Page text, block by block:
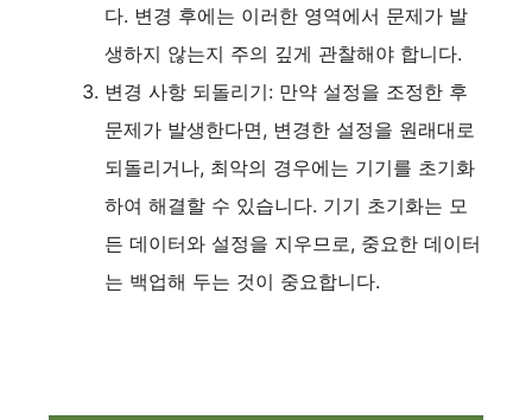
다. 변경 후에는 이러한 영역에서 문제가 발
생하지 않는지 주의 깊게 관찰해야 합니다.
변경 사항 되돌리기: 만약 설정을 조정한 후
문제가 발생한다면, 변경한 설정을 원래대로
되돌리거나, 최악의 경우에는 기기를 초기화
하여 해결할 수 있습니다. 기기 초기화는 모
든 데이터와 설정을 지우므로, 중요한 데이터
는 백업해 두는 것이 중요합니다.